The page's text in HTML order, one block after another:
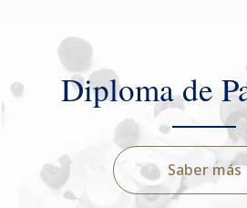
Diploma de
Saber más